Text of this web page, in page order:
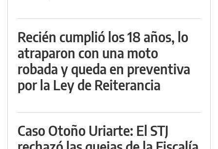
Recién cumplió los 18 años, lo
atraparon con una moto
robada y queda en preventiva
por la Ley de Reiterancia
Caso Otoño Uriarte: El STJ